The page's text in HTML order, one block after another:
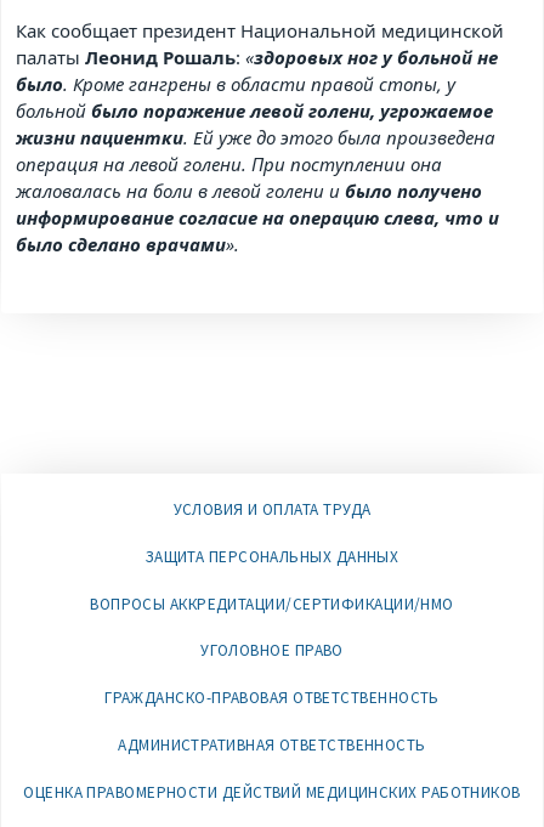
Как сообщает президент Национальной медицинской
палатыЛеонид Рошаль:«здоровых ног у больной не
было. Кроме гангрены в области правой стопы, у
больнойбыло поражение левой голени, угрожаемое
жизни пациентки. Ей уже до этого была произведена
операция на левой голени. При поступлении она
жаловалась на боли в левой голени ибыло получено
информирование согласие на операцию слева, что и
было сделано врачами».
УСЛОВИЯ И ОПЛАТА ТРУДА
ЗАЩИТА ПЕРСОНАЛЬНЫХ ДАННЫХ
ВОПРОСЫ АККРЕДИТАЦИИ/СЕРТИФИКАЦИИ/НМО
УГОЛОВНОЕ ПРАВО
ГРАЖДАНСКО-ПРАВОВАЯ ОТВЕТСТВЕННОСТЬ
АДМИНИСТРАТИВНАЯ ОТВЕТСТВЕННОСТЬ
ОЦЕНКА ПРАВОМЕРНОСТИ ДЕЙСТВИЙ МЕДИЦИНСКИХ РАБОТНИКОВ